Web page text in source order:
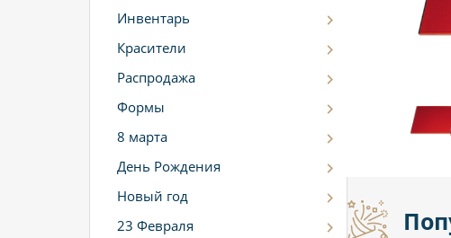
Инвентарь
Красители
Распродажа
Формы
8 марта
День Рождения
Новый год
23 Февраля